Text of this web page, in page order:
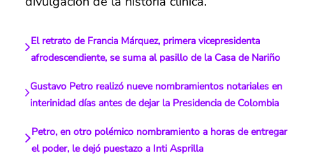
El retrato de Francia Márquez, primera vicepresidenta
afrodescendiente, se suma al pasillo de la Casa de Nariño
Gustavo Petro realizó nueve nombramientos notariales en
interinidad días antes de dejar la Presidencia de Colombia
Petro, en otro polémico nombramiento a horas de entregar
el poder, le dejó puestazo a Inti Asprilla